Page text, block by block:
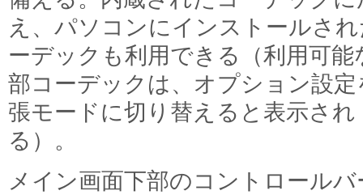
え、パソコンにインストールさ
ーデックも利用できる（利用可能
部コーデックは、オプション設定
張モードに切り替えると表示され
る）。
メイン画面下部のコントロールバ